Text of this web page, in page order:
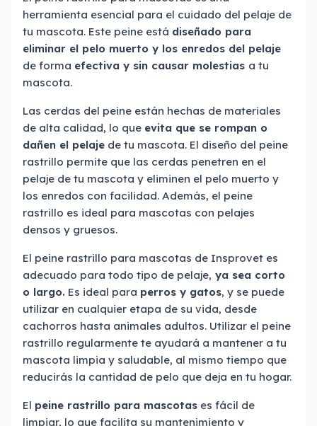
herramienta esencial para el cuidado del pelaje de
tu mascota. Este peine está diseñado para
eliminar el pelo muerto y los enredos del pelaje
de forma efectiva y sin causar molestias a tu
mascota.
Las cerdas del peine están hechas de materiales
de alta calidad, lo que evita que se rompan o
dañen el pelaje de tu mascota. El diseño del peine
rastrillo permite que las cerdas penetren en el
pelaje de tu mascota y eliminen el pelo muerto y
los enredos con facilidad. Además, el peine
rastrillo es ideal para mascotas con pelajes
densos y gruesos.
El peine rastrillo para mascotas de Insprovet es
adecuado para todo tipo de pelaje, ya sea corto
o largo. Es ideal para perros y gatos, y se puede
utilizar en cualquier etapa de su vida, desde
cachorros hasta animales adultos. Utilizar el peine
rastrillo regularmente te ayudará a mantener a tu
mascota limpia y saludable, al mismo tiempo que
reducirás la cantidad de pelo que deja en tu hogar.
El peine rastrillo para mascotas es fácil de
limpiar, lo que facilita su mantenimiento y